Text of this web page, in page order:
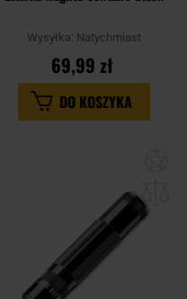
Wysyłka: Natychmiast
69,99 zł
DO KOSZYKA